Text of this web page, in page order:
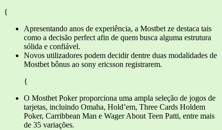
{
Apresentando anos de experiência, a Mostbet ze destaca tais
como a decisão perfect afin de quem busca alguma estrutura
sólida e confiável.
Novos utilizadores podem decidir dentre duas modalidades de
Mostbet bônus ao sony ericsson registrarem.
{
O Mostbet Poker proporciona uma ampla seleção de jogos de
tarjetas, incluindo Omaha, Hold’em, Three Cards Holdem
Poker, Carribbean Man e Wager About Teen Patti, entre mais
de 35 variações.